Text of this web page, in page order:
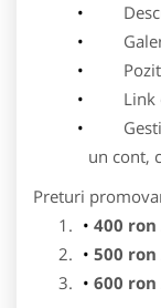
Link
un cont,
Preturi
400
500
600